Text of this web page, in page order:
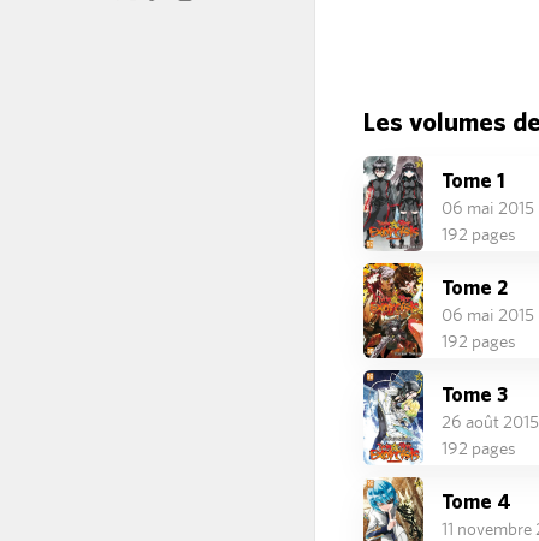
Les volumes de
Tome 1
06 mai 2015
192 pages
Tome 2
06 mai 2015
192 pages
Tome 3
26 août 2015
192 pages
Tome 4
11 novembre